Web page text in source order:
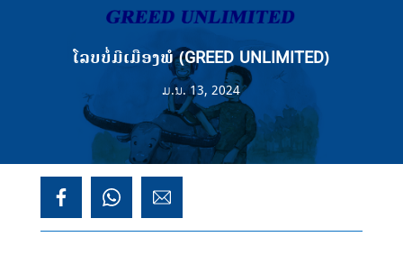
ໂລບບໍ່ມີເມືອງພໍ (GREED UNLIMITED)
ມ.ນ. 13, 2024